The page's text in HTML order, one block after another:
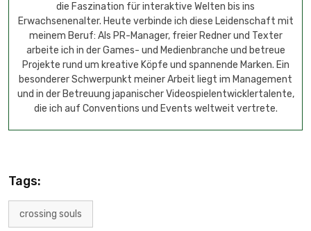
die Faszination für interaktive Welten bis ins
Erwachsenenalter. Heute verbinde ich diese Leidenschaft mit
meinem Beruf: Als PR-Manager, freier Redner und Texter
arbeite ich in der Games- und Medienbranche und betreue
Projekte rund um kreative Köpfe und spannende Marken. Ein
besonderer Schwerpunkt meiner Arbeit liegt im Management
und in der Betreuung japanischer Videospielentwicklertalente,
die ich auf Conventions und Events weltweit vertrete.
Tags:
crossing souls